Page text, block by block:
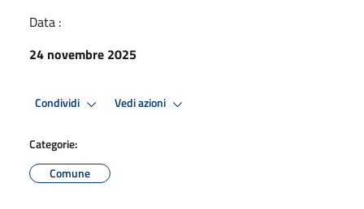
Data :
24 novembre 2025
Condividi Vedi azioni
Categorie:
Comune